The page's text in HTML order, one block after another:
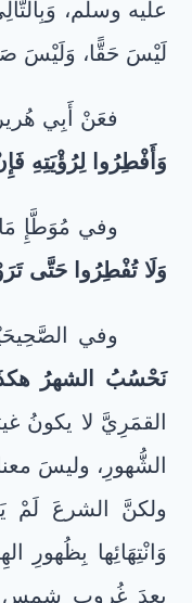
عليه وسلم،
لَيْسَ حَقًّا، وَلَيْسَ
فعَنْ أَبِي
وَأَفْطِرُوا لِرُؤْيَتِهِ
وفي مُوَطَّإِ
وَلَا تُفْطِرُوا حَتَّى
وفي
نَحْسُبُ الشهرُ
القمَرِيَّ لا يكونُ
الشُّهورِ، وليسَ
ولكنَّ الشرعَ لَمْ
وَانْتِهَائِها بِظُهورِ
بعدَ غُروبِ شمسِ